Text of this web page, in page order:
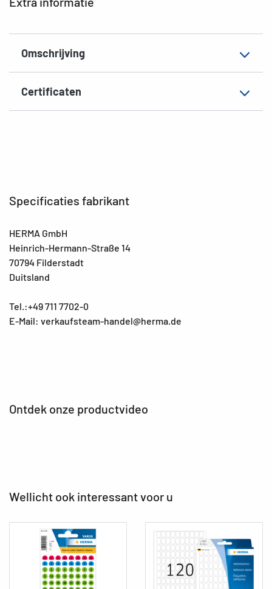
Omschrijving
Certificaten
Specificaties fabrikant
HERMA GmbH
Heinrich-Hermann-Straße 14
70794 Filderstadt
Duitsland
Tel.:+49 711 7702-0
E-Mail: verkaufsteam-handel@herma.de
Ontdek onze productvideo
Wellicht ook interessant voor u